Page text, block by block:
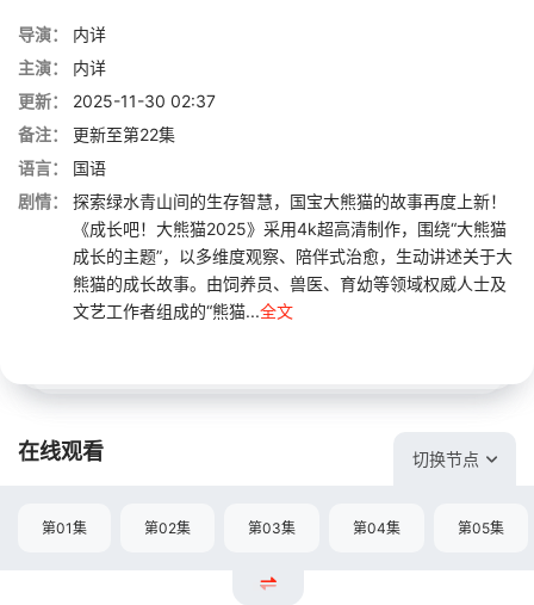
导演：
内详
主演：
内详
更新：
2025-11-30 02:37
备注：
更新至第22集
语言：
国语
剧情：
探索绿水青山间的生存智慧，国宝大熊猫的故事再度上新！
《成长吧！大熊猫2025》采用4k超高清制作，围绕“大熊猫
成长的主题”，以多维度观察、陪伴式治愈，生动讲述关于大
熊猫的成长故事。由饲养员、兽医、育幼等领域权威人士及
文艺工作者组成的“熊猫...全文
在线观看 切换节点
第01集 第02集 第03集 第04集 第05集